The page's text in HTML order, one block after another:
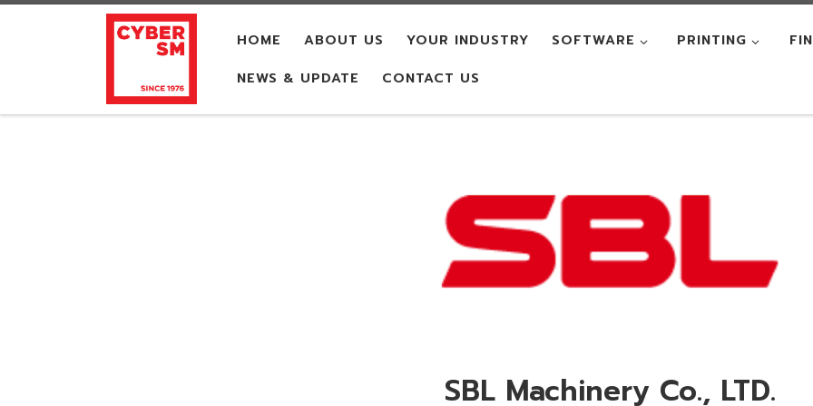
Skip to content
HOME ABOUT US YOUR INDUSTRY SOFTWARE PRINTING
NEWS & UPDATE
CONTACT US
SBL Machinery Co., LTD.